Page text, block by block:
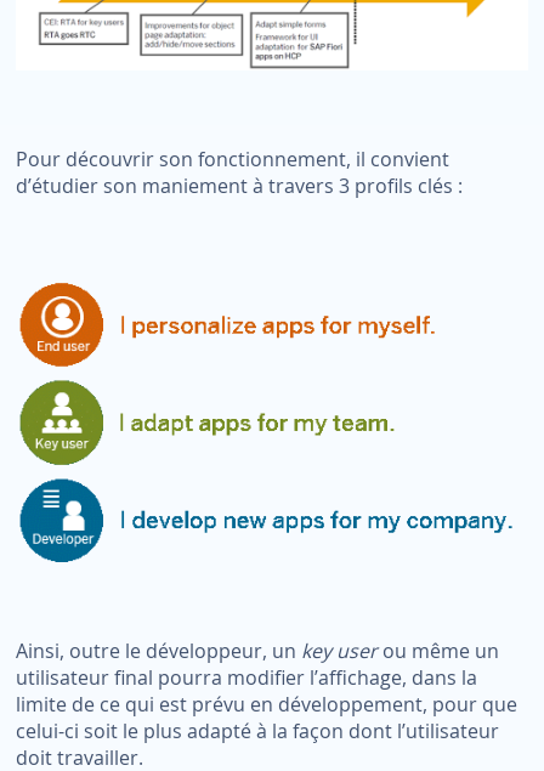
Pour découvrir son fonctionnement, il convient
d’étudier son maniement à travers 3 profils clés :
Ainsi, outre le développeur, un key userou même un
utilisateur final pourra modifier l’affichage, dans la
limite de ce qui est prévu en développement, pour que
celui-ci soit le plus adapté à la façon dont l’utilisateur
doit travailler.